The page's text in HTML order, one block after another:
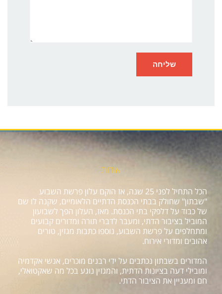
אודות
הכל התחיל לפני 25 שנה, אז הוקם עלון פרשת השבוע
"שבתון" שחולק בבתי הכנסת הדתיים הלאומיים, שקנה לו שם
של כבוד על דלפקי בתי הכנסת. מאז, העלון הפך לשבועון
המוביל בציבור הדתי, ומעבר לדברי תורה ומדורים קבועים
ומתחלפים על פרשת השבוע, נוספו כתבות מגזין, טורים
אהובים ומדורי אירוח.
המדורים בשבתון נכתבים על ידי רבנים מוכרים, אנשי אקדמיה
ומובילי דעה בציונות הדתית, והמגזין נוגע בכל מה שאקטואלי,
חם ומעניין את הציבור הדתי.